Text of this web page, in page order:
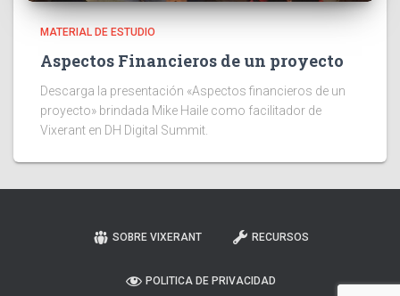
MATERIAL DE ESTUDIO
Aspectos Financieros de un proyecto
Descarga la presentación «Aspectos financieros de un
proyecto» brindada Mike Haile como facilitador de
Vixerant en DH Digital Summit.
SOBRE VIXERANT RECURSOS
POLITICA DE PRIVACIDAD